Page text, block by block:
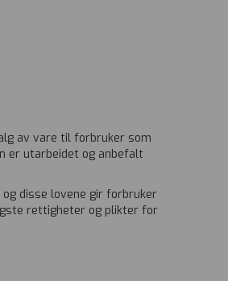
av vare til forbruker som
er utarbeidet og anbefalt
disse lovene gir forbruker
rettigheter og plikter for